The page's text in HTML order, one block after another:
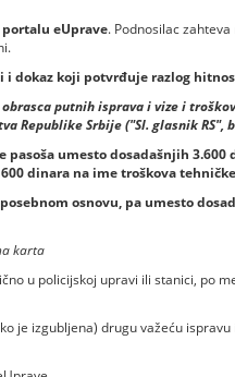
eUprave. Podnosilac
dokaz koji potvrđuje razlog
obrasca putnih isprava i vize i
Republike Srbije ("Sl. glasnik RS",
umesto dosadašnjih 3.600
dinara na ime troškova
osnovu, pa umesto
karta
u policijskoj upravi ili stanici, po
je izgubljena) drugu važeću ispravu